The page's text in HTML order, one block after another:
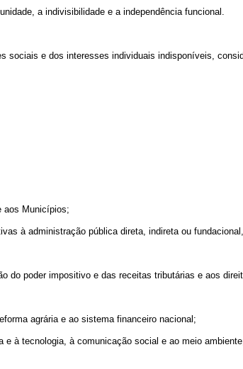
a indivisibilidade e a independência funcional.
sociais e dos interesses individuais indisponíveis,
aos Municípios;
à administração pública direta, indireta ou
do poder impositivo e das receitas tributárias e aos
agrária e ao sistema financeiro nacional;
à tecnologia, à comunicação social e ao meio